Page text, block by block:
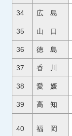
34 広 島
35 山 口
36 徳 島
37 香 川
38 愛 媛
39 高 知
40 福 岡